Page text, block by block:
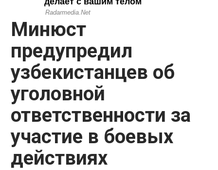
Минюст
предупредил
узбекистанцев об
уголовной
ответственности за
участие в боевых
действиях